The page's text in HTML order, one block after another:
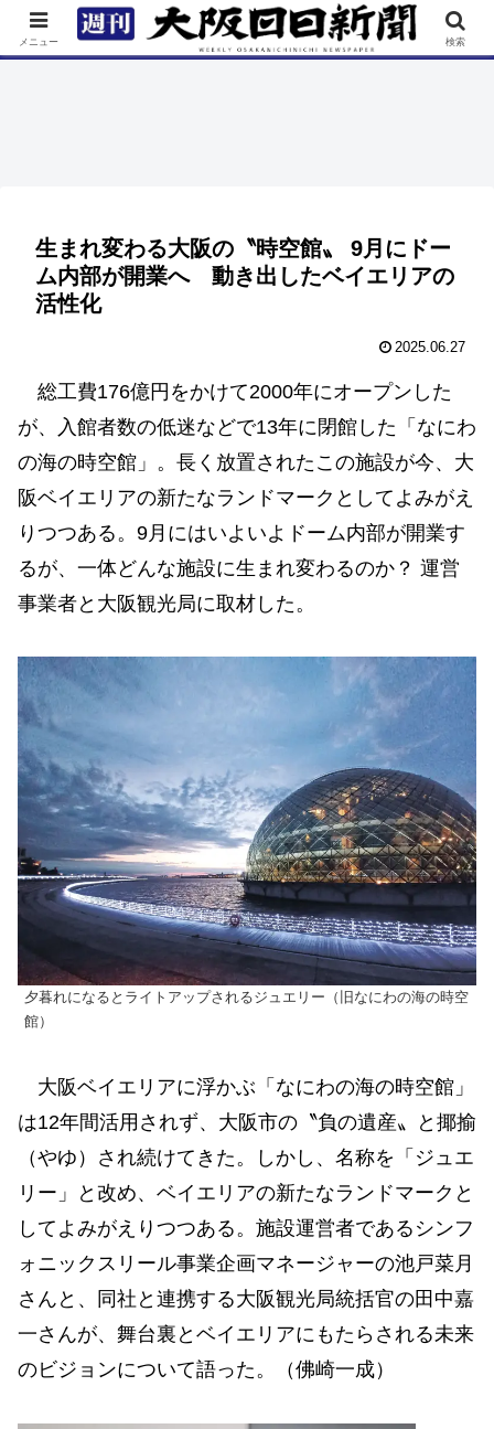
TOP 特集 ニュース 連載 街ネタ イベント
生まれ変わる大阪の〝時空館〟 9月にドー
ム内部が開業へ 動き出したベイエリアの
活性化
2025.06.27
総工費176億円をかけて2000年にオープンした
が、入館者数の低迷などで13年に閉館した「なにわ
の海の時空館」。長く放置されたこの施設が今、大
阪ベイエリアの新たなランドマークとしてよみがえ
りつつある。9月にはいよいよドーム内部が開業す
るが、一体どんな施設に生まれ変わるのか？ 運営
事業者と大阪観光局に取材した。
夕暮れになるとライトアップされるジュエリー（旧なにわの海の時空
館）
大阪ベイエリアに浮かぶ「なにわの海の時空館」
は12年間活用されず、大阪市の〝負の遺産〟と揶揄
（やゆ）され続けてきた。しかし、名称を「ジュエ
リー」と改め、ベイエリアの新たなランドマークと
してよみがえりつつある。施設運営者であるシンフ
ォニックスリール事業企画マネージャーの池戸菜月
さんと、同社と連携する大阪観光局統括官の田中嘉
一さんが、舞台裏とベイエリアにもたらされる未来
のビジョンについて語った。（佛崎一成）
メニュー 検索